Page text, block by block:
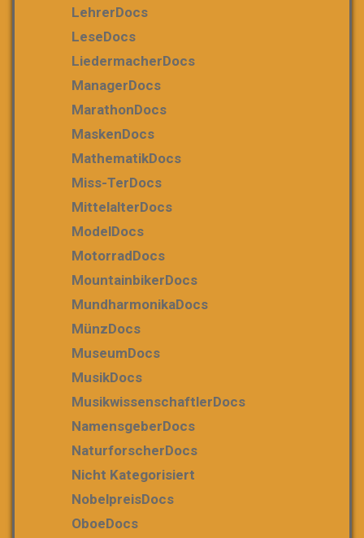
LehrerDocs
LeseDocs
LiedermacherDocs
ManagerDocs
MarathonDocs
MaskenDocs
MathematikDocs
Miss-TerDocs
MittelalterDocs
ModelDocs
MotorradDocs
MountainbikerDocs
MundharmonikaDocs
MünzDocs
MuseumDocs
MusikDocs
MusikwissenschaftlerDocs
NamensgeberDocs
NaturforscherDocs
Nicht Kategorisiert
NobelpreisDocs
OboeDocs